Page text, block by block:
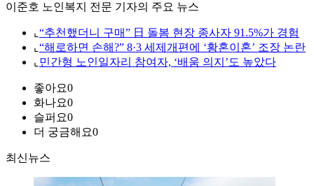
이준호 노인복지 전문 기자의 주요 뉴스
⌞ “추천했더니 구매” 日 돌봄 현장 종사자 91.5%가 경험
⌞ “해로하면 손해?” 8·3 세제개편에 ‘황혼이혼’ 조장 논란
⌞ 민간형 노인일자리 참여자, ‘배움 의지’도 높았다
좋아요0
화나요0
슬퍼요0
더 궁금해요0
최신뉴스